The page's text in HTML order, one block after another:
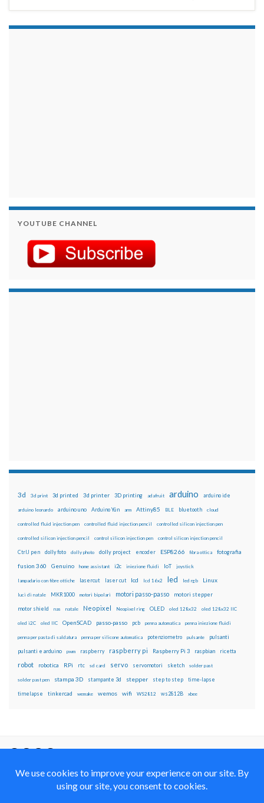
YOUTUBE CHANNEL
3d 3d print 3d printed 3d printer 3D printing adafruit arduino arduino ide
arduino leonardo arduino uno Arduino Yún arm Attiny85 BLE bluetooth cloud
controlled fluid injection pen controlled fluid injection pencil controlled silicon injection pen
controlled silicon injection pencil control silicon injection pen control silicon injection pencil
CtrlJ pen dolly foto dolly photo dolly project encoder ESP8266 fibra ottica fotografia
fusion 360 Genuino home assistant i2c iniezione fluidi IoT joystick
lampadario con fibre ottiche lasercut laser cut lcd lcd 16x2 led led rgb Linux
luci di natale MKR1000 motori bipolari motori passo-passo motori stepper
motor shield nas natale Neopixel Neopixel ring OLED oled 128x32 oled 128x32 IIC
oled i2C oled IIC OpenSCAD passo-passo pcb penna automatica penna iniezione fluidi
penna per pasta di saldatura penna per silicone automatica potenziometro pulsante pulsanti
pulsanti e arduino pwm raspberry raspberry pi Raspberry Pi 3 raspbian ricetta
robot robotica RPi rtc sd card servo servomotori sketch solder past
solder past pen stampa 3D stampante 3d stepper step to step time-lapse
timelapse tinkercad wemake wemos wifi WS2812 ws2812B xbee
Alike 4.0 International